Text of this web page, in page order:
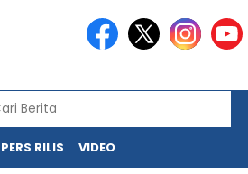
PERS RILIS VIDEO